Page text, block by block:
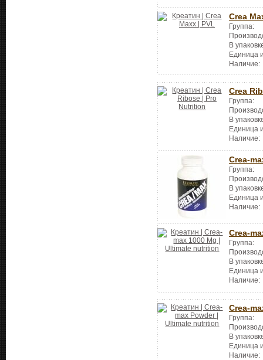
Crea
Группа:
В
Единица
Наличие:
Crea
Группа:
В
Единица
Наличие:
Crea-
Группа:
В
Единица
Наличие:
Crea-
Группа:
В
Единица
Наличие:
Crea-
Группа:
В
Единица
Наличие: